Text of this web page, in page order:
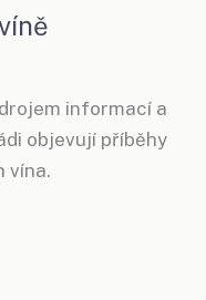
informací a
objevují příběhy
vína.